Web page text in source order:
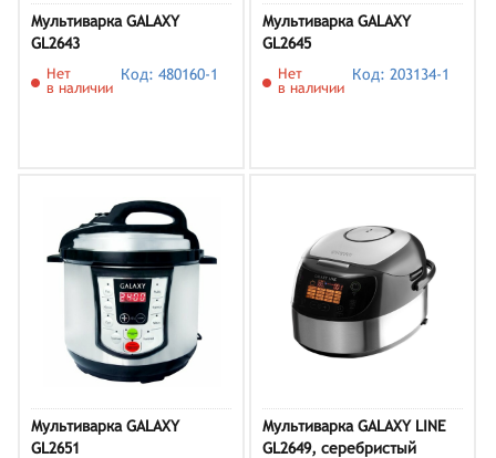
Мультиварка GALAXY
GL2643
Нет
в наличии
Код: 480160-1
Мультиварка GALAXY
GL2645
Нет
в наличии
Код: 203134-1
Мультиварка GALAXY
GL2651
Мультиварка GALAXY LINE
GL2649, серебристый